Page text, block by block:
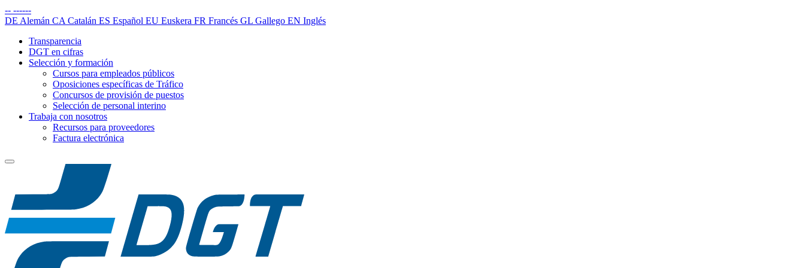
-- ------
DE Alemán CA Catalán ES Español EU Euskera FR Francés GL Gallego EN Inglés
Transparencia
DGT en cifras
Selección y formación
Cursos para empleados públicos
Oposiciones específicas de Tráfico
Concursos de provisión de puestos
Selección de personal interino
Trabaja con nosotros
Recursos para proveedores
Factura electrónica